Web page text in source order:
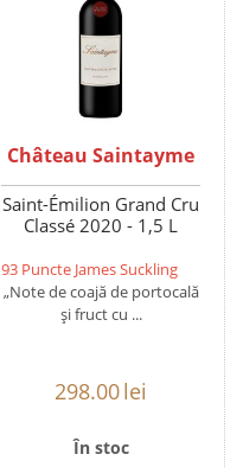
Château Saintayme
Saint-Émilion Grand Cru
Classé 2020 - 1,5 L
93 Puncte James Suckling
„Note de coajă de portocală
și fruct cu ...
298.00lei
În stoc